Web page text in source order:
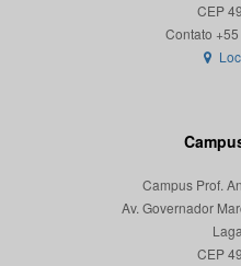
CEP
Campus Prof.
Av. Governador
CEP